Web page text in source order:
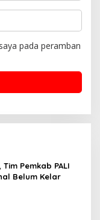
pada peramban
Pemkab PALI
Belum Kelar